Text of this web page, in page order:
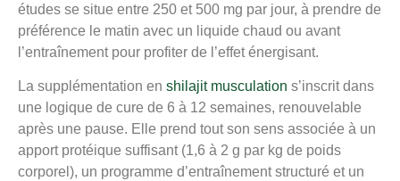
études se situe entre 250 et 500 mg par jour, à prendre de
préférence le matin avec un liquide chaud ou avant
l’entraînement pour profiter de l’effet énergisant.
La supplémentation en shilajit musculation s’inscrit dans
une logique de cure de 6 à 12 semaines, renouvelable
après une pause. Elle prend tout son sens associée à un
apport protéique suffisant (1,6 à 2 g par kg de poids
corporel), un programme d’entraînement structuré et un